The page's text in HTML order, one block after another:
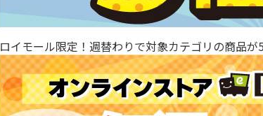
ロイモール限定！週替わりで対象カテゴリの商品が